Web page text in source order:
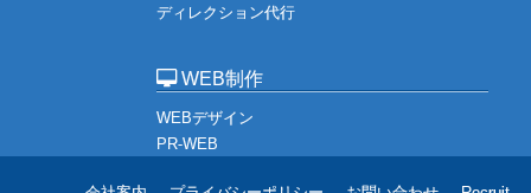
ディレクション代行
WEB制作
WEBデザイン
PR-WEB